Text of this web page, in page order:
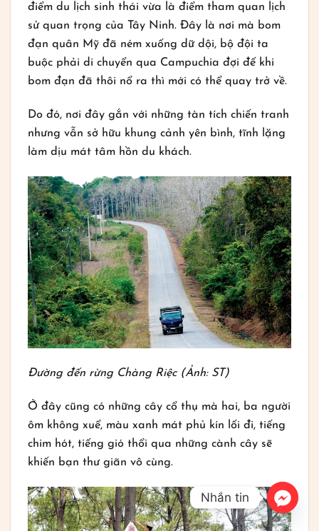
điểm du lịch sinh thái vừa là điểm tham quan lịch
sử quan trọng của Tây Ninh. Đây là nơi mà bom
đạn quân Mỹ đã ném xuống dữ dội, bộ đội ta
buộc phải di chuyển qua Campuchia đợi đế khi
bom đạn đã thôi nổ ra thì mới có thể quay trở về.
Do đó, nơi đây gắn với những tàn tích chiến tranh
nhưng vẫn sở hữu khung cảnh yên bình, tĩnh lặng
làm dịu mát tâm hồn du khách.
Đường đến rừng Chàng Riệc (Ảnh: ST)
Ở đây cũng có những cây cổ thụ mà hai, ba người
ôm không xuể, màu xanh mát phủ kín lối đi, tiếng
chim hót, tiếng gió thổi qua những cành cây sẽ
khiến bạn thư giãn vô cùng.
Nhắn tin